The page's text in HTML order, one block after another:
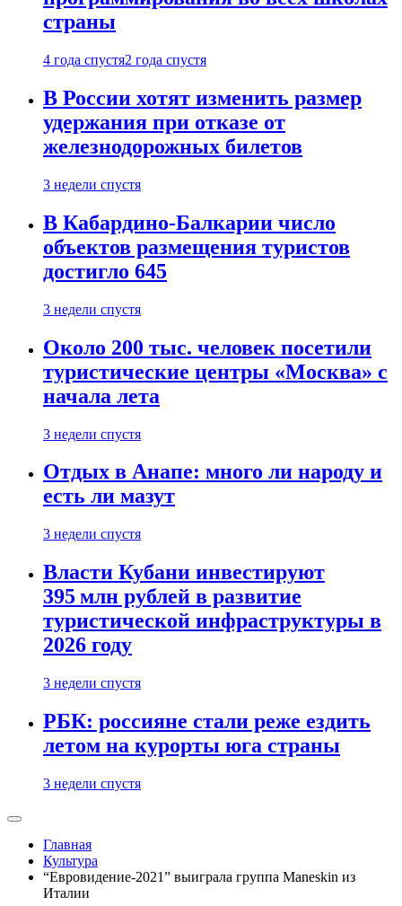
страны
4 года спустя2 года спустя
В России хотят изменить размер
удержания при отказе от
железнодорожных билетов
3 недели спустя
В Кабардино-Балкарии число
объектов размещения туристов
достигло 645
3 недели спустя
Около 200 тыс. человек посетили
туристические центры «Москва» с
начала лета
3 недели спустя
Отдых в Анапе: много ли народу и
есть ли мазут
3 недели спустя
Власти Кубани инвестируют
395 млн рублей в развитие
туристической инфраструктуры в
2026 году
3 недели спустя
РБК: россияне стали реже ездить
летом на курорты юга страны
3 недели спустя
Главная
Культура
“Евровидение-2021” выиграла группа Maneskin из
Италии